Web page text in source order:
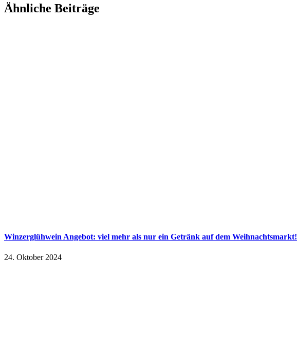
Ähnliche Beiträge
Winzerglühwein Angebot: viel mehr als nur ein Getränk auf dem Weihnachtsmarkt!
24. Oktober 2024